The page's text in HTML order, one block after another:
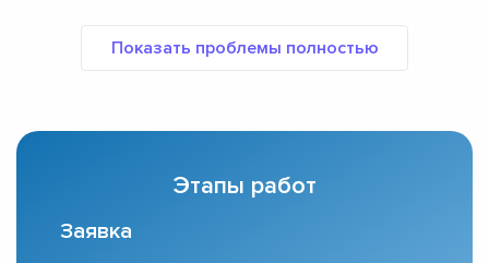
Этапы работ
Заявка